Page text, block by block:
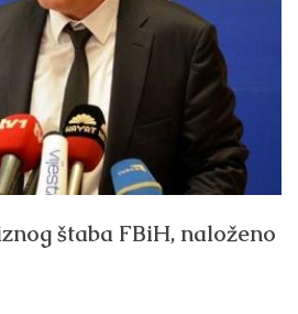
štaba FBiH, naloženo